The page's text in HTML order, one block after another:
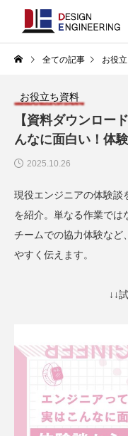
全ての記事 お役
お役立ち資料
【資料ダウンロー
んなに面白い！体
2025.10.26
現役エンジニアの体験談
を紹介。単なる作業では
チームでの協力体験など
やすく伝えます。
↓↓